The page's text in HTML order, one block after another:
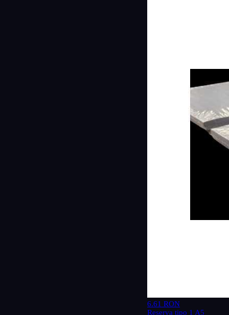
6.61 RON
Reserva tipo 1 A5